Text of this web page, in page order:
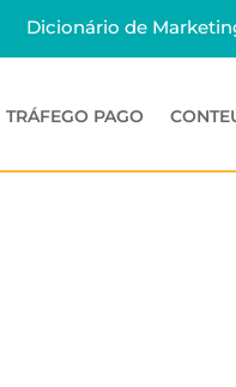
Dicionário de
TRÁFEGO PAGO